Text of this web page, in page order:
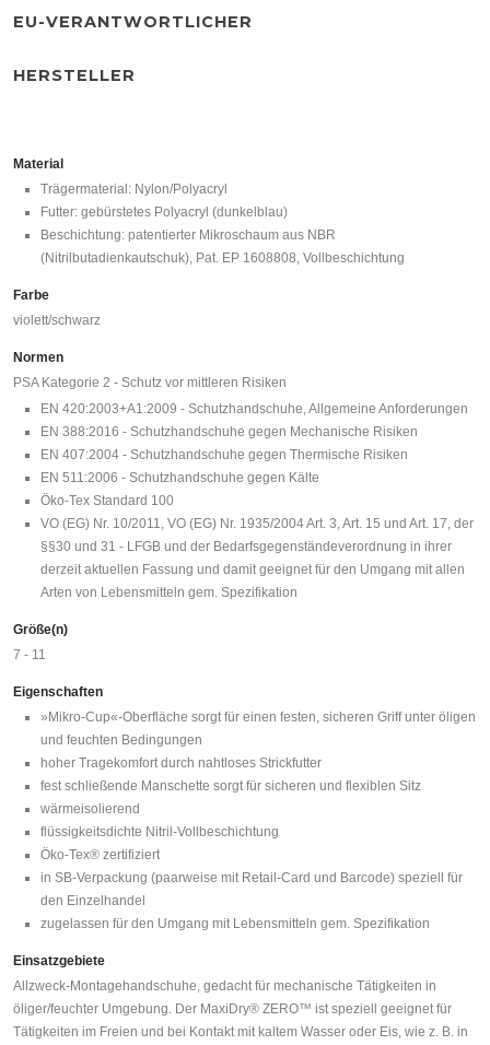
EU-VERANTWORTLICHER
HERSTELLER
Material
Trägermaterial: Nylon/Polyacryl
Futter: gebürstetes Polyacryl (dunkelblau)
Beschichtung: patentierter Mikroschaum aus NBR
(Nitrilbutadienkautschuk), Pat. EP 1608808, Vollbeschichtung
Farbe
violett/schwarz
Normen
PSA Kategorie 2 - Schutz vor mittleren Risiken
EN 420:2003+A1:2009 - Schutzhandschuhe, Allgemeine Anforderungen
EN 388:2016 - Schutzhandschuhe gegen Mechanische Risiken
EN 407:2004 - Schutzhandschuhe gegen Thermische Risiken
EN 511:2006 - Schutzhandschuhe gegen Kälte
Öko-Tex Standard 100
VO (EG) Nr. 10/2011, VO (EG) Nr. 1935/2004 Art. 3, Art. 15 und Art. 17, der
§§30 und 31 - LFGB und der Bedarfsgegenständeverordnung in ihrer
derzeit aktuellen Fassung und damit geeignet für den Umgang mit allen
Arten von Lebensmitteln gem. Spezifikation
Größe(n)
7 - 11
Eigenschaften
»Mikro-Cup«-Oberfläche sorgt für einen festen, sicheren Griff unter öligen
und feuchten Bedingungen
hoher Tragekomfort durch nahtloses Strickfutter
fest schließende Manschette sorgt für sicheren und flexiblen Sitz
wärmeisolierend
flüssigkeitsdichte Nitril-Vollbeschichtung
Öko-Tex® zertifiziert
in SB-Verpackung (paarweise mit Retail-Card und Barcode) speziell für
den Einzelhandel
zugelassen für den Umgang mit Lebensmitteln gem. Spezifikation
Einsatzgebiete
Allzweck-Montagehandschuhe, gedacht für mechanische Tätigkeiten in
öliger/feuchter Umgebung. Der MaxiDry® ZERO™ ist speziell geeignet für
Tätigkeiten im Freien und bei Kontakt mit kaltem Wasser oder Eis, wie z. B. in